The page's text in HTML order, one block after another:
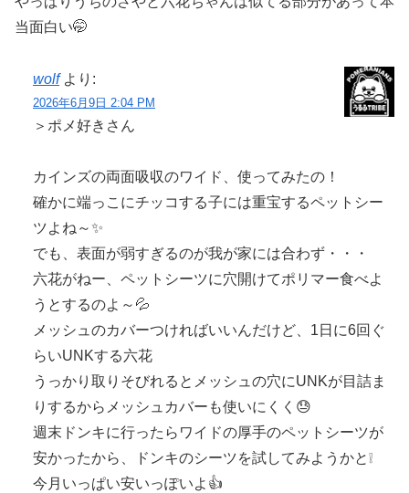
当面白い🤭
wolf より:
2026年6月9日 2:04 PM
＞ポメ好きさん
カインズの両面吸収のワイド、使ってみたの！
確かに端っこにチッコする子には重宝するペットシー
ツよね～✨
でも、表面が弱すぎるのが我が家には合わず・・・
六花がねー、ペットシーツに穴開けてポリマー食べよ
うとするのよ～💦
メッシュのカバーつければいいんだけど、1日に6回ぐ
らいUNKする六花
うっかり取りそびれるとメッシュの穴にUNKが目詰ま
りするからメッシュカバーも使いにくく😓
週末ドンキに行ったらワイドの厚手のペットシーツが
安かったから、ドンキのシーツを試してみようかと❕
今月いっぱい安いっぽいよ👍